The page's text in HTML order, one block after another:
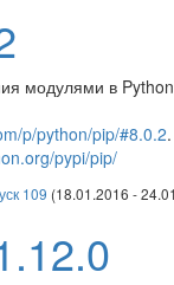
модулями в
p/python/pip/#8.0.2
pypi/pip/
109 (18.01.2016 -